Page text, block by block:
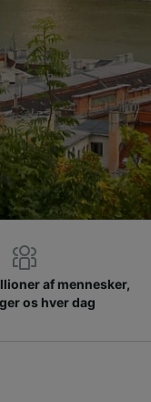
af mennesker,
os hver dag